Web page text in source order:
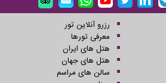
رزرو آنلاین تور
معرفی تورها
هتل های ایران
هتل های جهان
سالن های مراسم